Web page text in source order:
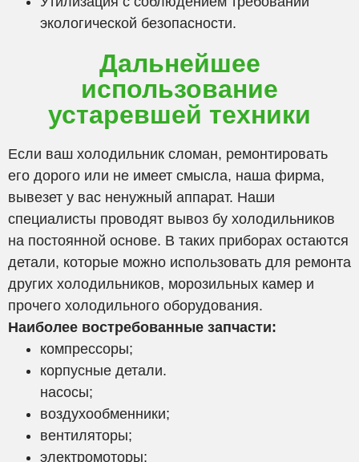
экологической безопасности.
Дальнейшее
использование
устаревшей техники
Если ваш холодильник сломан, ремонтировать
его дорого или не имеет смысла, наша фирма,
вывезет у вас ненужный аппарат. Наши
специалисты проводят вывоз бу холодильников
на постоянной основе. В таких приборах остаются
детали, которые можно использовать для ремонта
других холодильников, морозильных камер и
прочего холодильного оборудования.
Наиболее востребованные запчасти:
компрессоры;
корпусные детали.
насосы;
воздухообменники;
вентиляторы;
электромоторы;